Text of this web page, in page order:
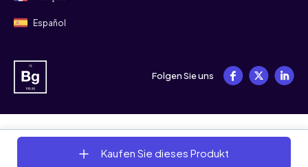
Español
Folgen Sie uns
© 2008 - 2026 Bitgild
Allgemeine Geschäftsbedingungen Datenschutz
Kaufen Sie dieses Produkt